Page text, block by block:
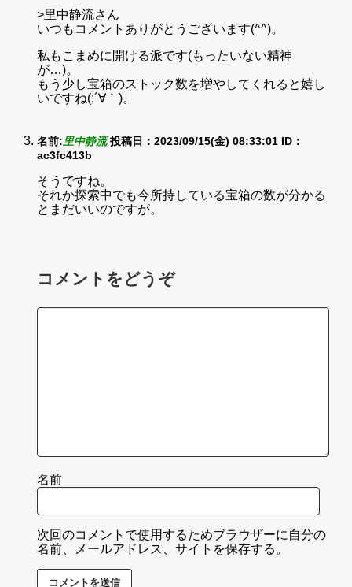
>里中静流さん
いつもコメントありがとうございます(^^)。
私もこまめに開ける派です(もったいない精神
が…)。
もう少し宝箱のストック数を増やしてくれると嬉し
いですね(;´∀｀)。
名前:里中静流 投稿日：2023/09/15(金) 08:33:01 ID：
ac3fc413b
そうですね。
それか探索中でも今所持している宝箱の数が分かる
とまだいいのですが。
コメントをどうぞ
名前
次回のコメントで使用するためブラウザーに自分の
名前、メールアドレス、サイトを保存する。